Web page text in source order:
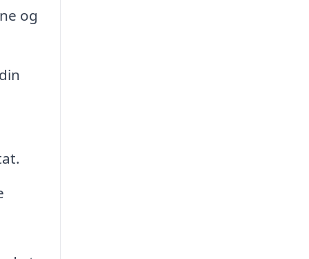
og